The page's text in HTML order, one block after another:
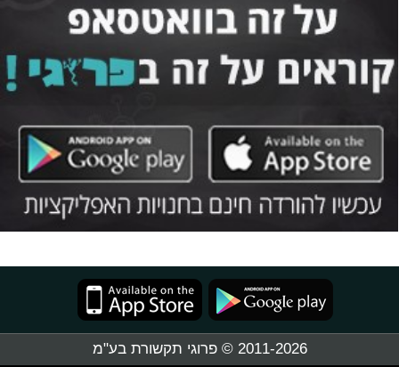
2011-2026 © פרוגי תקשורת בע"מ